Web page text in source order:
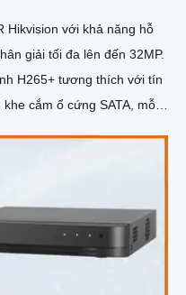
Hikvision với khả năng hỗ
giải tối đa lên đến 32MP.
H265+ tương thích với tín
cắm ổ cứng SATA, mỗi